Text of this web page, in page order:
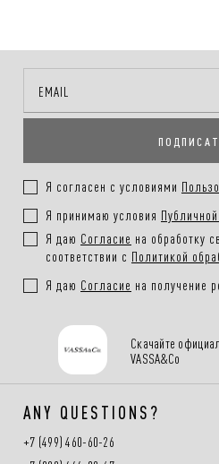
Я согласен с условиями
Я принимаю условия
Я даю Согласие на обработку
соответствии с Политикой
Я даю Согласие на получение
Скачайте
VASSA&Co
ANY QUESTIONS?
+7 (499) 460-60-26